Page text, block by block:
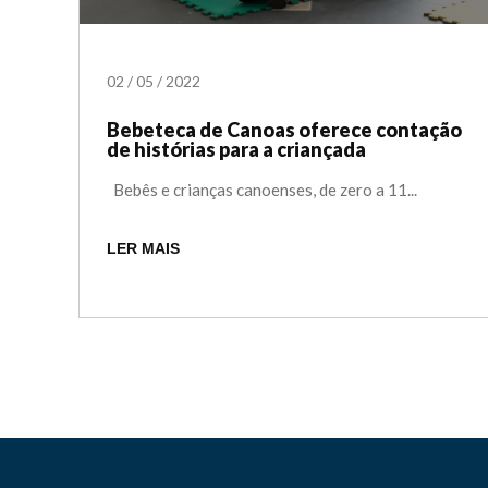
02 /05 /2022
Bebeteca de Canoas oferece contação
de histórias para a criançada
Bebês e crianças canoenses, de zero a 11...
LER MAIS